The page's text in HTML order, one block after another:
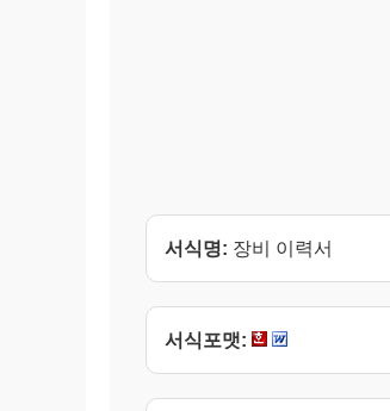
서식명: 장비 이력서
서식포맷: